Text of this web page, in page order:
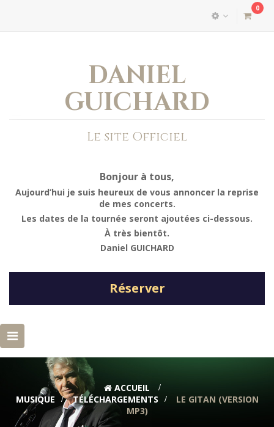
0
DANIEL
GUICHARD
Le site Officiel
Bonjour à tous,
Aujourd’hui je suis heureux de vous annoncer la reprise
de mes concerts.
Les dates de la tournée seront ajoutées ci-dessous.
À très bientôt.
Daniel GUICHARD
Réserver
Basculer
la
navigation
ACCUEIL
>
MUSIQUE > TÉLÉCHARGEMENTS >
LE GITAN (VERSION
MP3)